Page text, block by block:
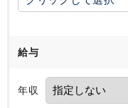
給与
年収